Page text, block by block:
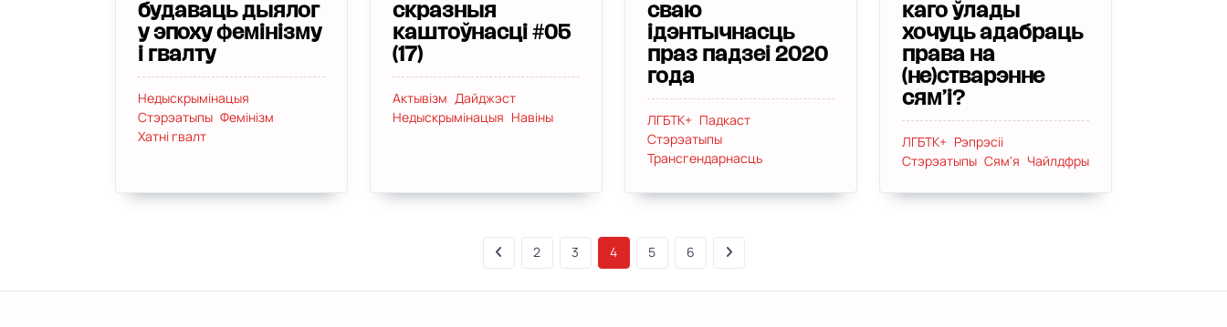
будаваць дыялог
у эпоху фемінізму
і гвалту
Недыскрымінацыя
Стэрэатыпы Фемінізм
Хатні гвалт
скразныя
каштоўнасці #05
(17)
Актывізм Дайджэст
Недыскрымінацыя Навіны
сваю
ідэнтычнасць
праз падзеі 2020
года
ЛГБТК+ Падкаст
Стэрэатыпы
Трансгендарнасць
каго ўлады
хочуць адабраць
права на
(не)стварэнне
сям’і?
ЛГБТК+ Рэпрэсіі
Стэрэатыпы Сям'я Чайлдфры
2 3 4 5 6